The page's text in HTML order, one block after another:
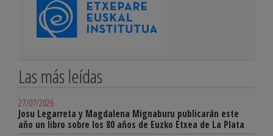
Las más leídas
27/07/2026
Josu Legarreta y Magdalena Mignaburu publicarán este
año un libro sobre los 80 años de Euzko Etxea de La Plata